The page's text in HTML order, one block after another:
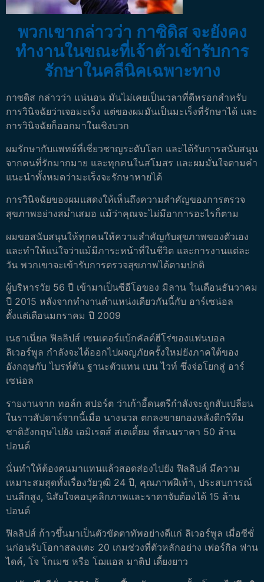
พวกเขากล่าวว่า กาซิดิส จะยังคง
ทำงานในขณะที่เจ้าตัวเข้ารับการ
รักษาในคลีนิคเฉพาะทาง
กาซดิส กล่าวว่า แน่นอน มันไม่เคยเป็นเวลาที่ดีหรอกสำหรับ
การวินิจฉัยว่าเจอมะเร็ง แต่ของผมมันเป็นมะเร็งที่รักษาได้ และ
การวินิจฉัยก็ออกมาในเชิงบวก
ผมรักษากับแพทย์ที่เชี่ยวชาญระดับโลก และได้รับการสนับสนุน
จากคนที่รักมากมาย และทุกคนในสโมสร และผมมั่นใจตามคำ
แนะนำทั้งหมดว่ามะเร็งจะรักษาหายได้
การวินิจฉัยของผมแสดงให้เห็นถึงความสำคัญของการตรวจ
สุขภาพอย่างสม่ำเสมอ แม้ว่าคุณจะไม่มีอาการอะไรก็ตาม
ผมขอสนับสนุนให้ทุกคนให้ความสำคัญกับสุขภาพของตัวเอง
และทำให้แน่ใจว่าแม้มีภาระหน้าที่ในชีวิต และการงานแต่ละ
วัน พวกเขาจะเข้ารับการตรวจสุขภาพได้ตามปกติ
ผู้บริหารวัย 56 ปี เข้ามาเป็นซีอีโอของ มิลาน ในเดือนธันวาคม
ปี 2015 หลังจากทำงานตำแหน่งเดียวกันนี้กับ อาร์เซน่อล
ตั้งแต่เดือนมกราคม ปี 2009
เนธาเนี่ยล ฟิลลิปส์ เซนเตอร์แบ้กคัลต์ฮีโร่ของแฟนบอล
ลิเวอร์พูล กำลังจะได้ออกไปผจญภัยครั้งใหม่ยังภาคใต้ของ
อังกฤษกับ ไบรท์ตัน ฐานะตัวแทน เบน ไวท์ ซึ่งจ่อโยกสู่ อาร์
เซน่อล
รายงานจาก ทอล์ก สปอร์ต ว่าเก้าอี้ดนตรีกำลังจะถูกสับเปลี่ยน
ในราวสัปดาห์จากนี้เมื่อ นางนวล ตกลงขายกองหลังดีกรีทีม
ชาติอังกฤษไปยัง เอมิเรตส์ สเตเดี้ยม ที่สนนราคา 50 ล้าน
ปอนด์
นั่นทำให้ต้องคนมาแทนแล้วสอดส่องไปยัง ฟิลลิปส์ มีความ
เหมาะสมสุดทั้งเรื่องวัยวุฒิ 24 ปี, คุณภาพฝีเท้า, ประสบการณ์
บนลีกสูง, นิสัยใจคอบุคลิกภาพและราคาจับต้องได้ 15 ล้าน
ปอนด์
ฟิลลิปส์ ก้าวขึ้นมาเป็นตัวขัดตาทัพอย่างดีแก่ ลิเวอร์พูล เมื่อซีซั่
นก่อนรับโอกาสลงเตะ 20 เกมช่วงที่ตัวหลักอย่าง เฟอร์กิล ฟาน
ไดค์, โจ โกเมซ หรือ โฌแอล มาติป เดี้ยงยาว